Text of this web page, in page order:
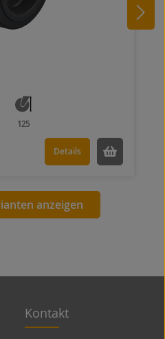
125
Details
anzeigen
Kontakt